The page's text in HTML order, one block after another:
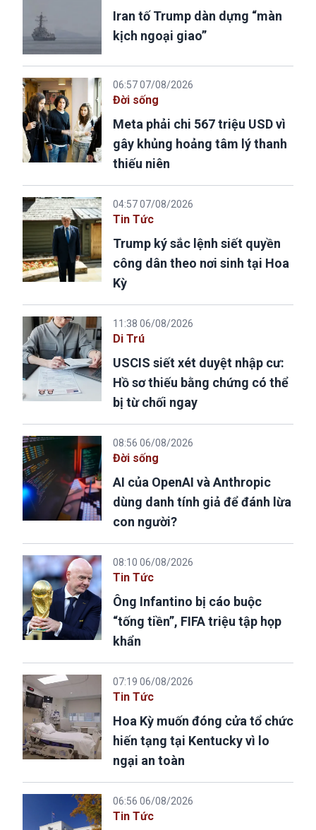
Iran tố Trump dàn dựng “màn
kịch ngoại giao”
06:57 07/08/2026
Đời sống
Meta phải chi 567 triệu USD vì
gây khủng hoảng tâm lý thanh
thiếu niên
04:57 07/08/2026
Tin Tức
Trump ký sắc lệnh siết quyền
công dân theo nơi sinh tại Hoa
Kỳ
11:38 06/08/2026
Di Trú
USCIS siết xét duyệt nhập cư:
Hồ sơ thiếu bằng chứng có thể
bị từ chối ngay
08:56 06/08/2026
Đời sống
AI của OpenAI và Anthropic
dùng danh tính giả để đánh lừa
con người?
08:10 06/08/2026
Tin Tức
Ông Infantino bị cáo buộc
“tống tiền”, FIFA triệu tập họp
khẩn
07:19 06/08/2026
Tin Tức
Hoa Kỳ muốn đóng cửa tổ chức
hiến tạng tại Kentucky vì lo
ngại an toàn
06:56 06/08/2026
Tin Tức